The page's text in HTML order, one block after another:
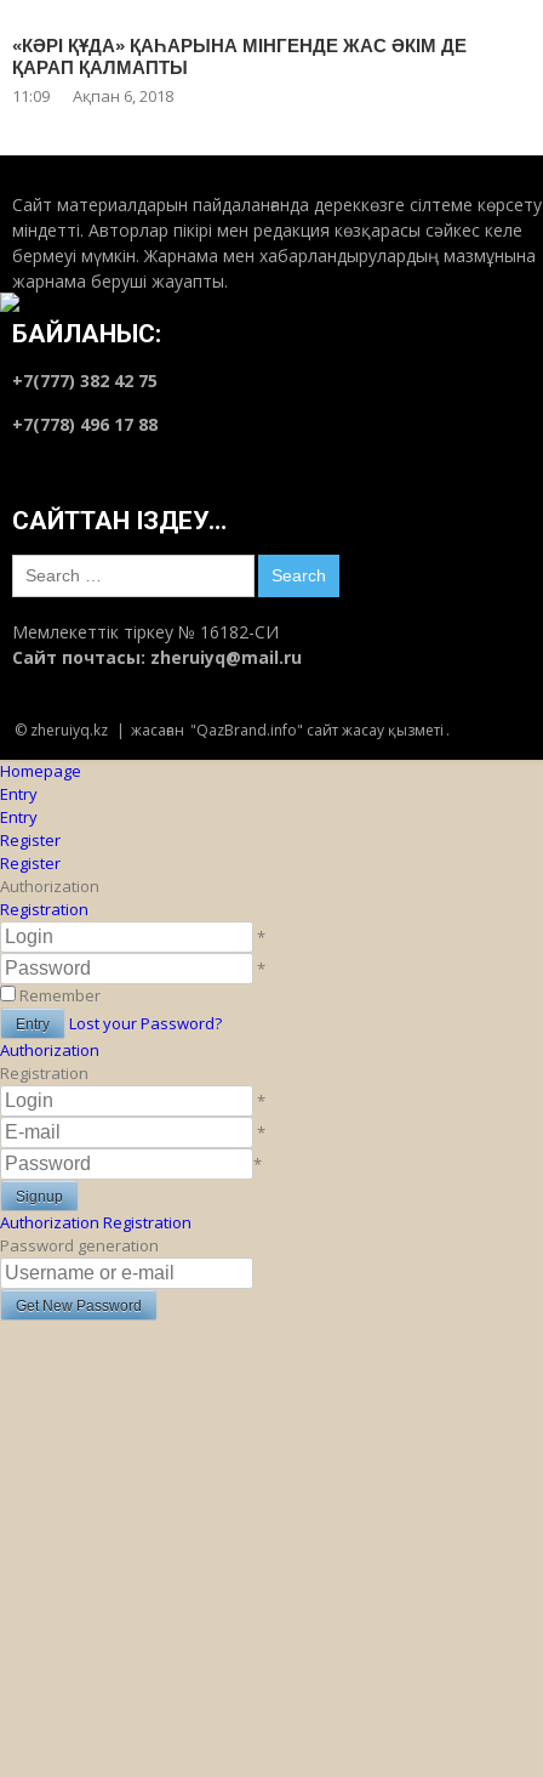
«КӘРІ ҚҰДА» ҚАҺАРЫНА МІНГЕНДЕ ЖАС ӘКІМ ДЕ
ҚАРАП ҚАЛМАПТЫ
11:09 Ақпан 6, 2018
Сайт материалдарын пайдаланғанда дереккөзге сілтеме көрсету
міндетті. Авторлар пікірі мен редакция көзқарасы сәйкес келе
бермеуі мүмкін. Жарнама мен хабарландырулардың мазмұнына
жарнама беруші жауапты.
БАЙЛАНЫС:
+7(777) 382 42 75
+7(778) 496 17 88
САЙТТАН ІЗДЕУ…
Search
for:
Мемлекеттік тіркеу № 16182-СИ
Сайт почтасы: zheruiyq@mail.ru
© zheruiyq.kz | жасаған "QazBrand.info" сайт жасау қызметі .
Homepage
Entry
Entry
Register
Register
Authorization
Registration
*
*
Remember
Lost your Password?
Authorization
Registration
*
*
*
Authorization Registration
Password generation